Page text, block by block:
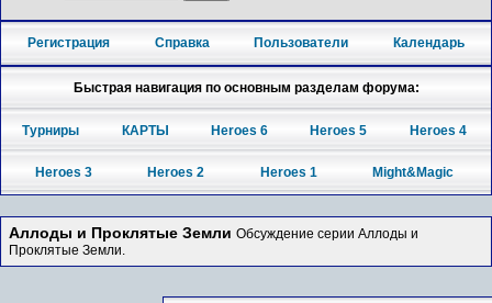
Регистрация Справка Пользователи Календарь
Быстрая навигация по основным разделам форума:
Турниры КАРТЫ Heroes 6 Heroes 5 Heroes 4
Heroes 3 Heroes 2 Heroes 1 Might&Magic
Аллоды и Проклятые Земли Обсуждение серии Аллоды и
Проклятые Земли.